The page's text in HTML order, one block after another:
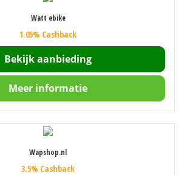
Watt ebike
1.05% Cashback
Bekijk aanbieding
Meer informatie
Wapshop.nl
3.5% Cashback